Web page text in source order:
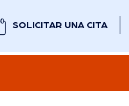
SOLICITAR UNA CITA